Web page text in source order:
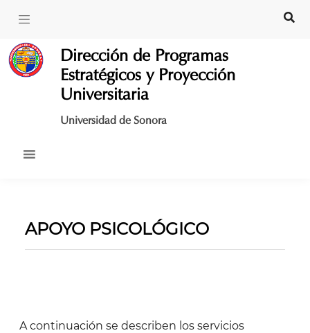
content
Dirección de Programas
Estratégicos y Proyección
Universitaria
Universidad de Sonora
APOYO PSICOLÓGICO
A continuación se describen los servicios